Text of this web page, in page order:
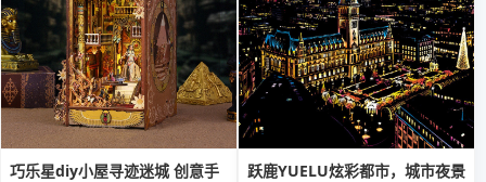
巧乐星diy小屋寻迹迷城 创意手
跃鹿YUELU炫彩都市，城市夜景